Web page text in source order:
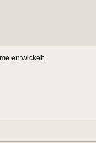
entwickelt.